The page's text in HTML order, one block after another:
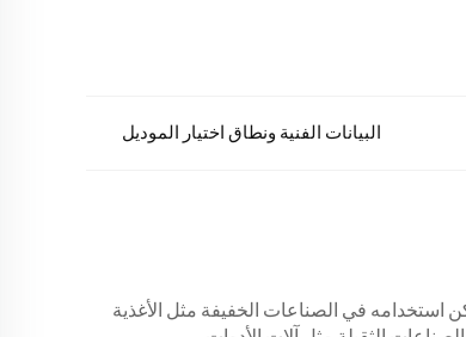
البيانات الفنية ونطاق اختيار الموديل
استخدامه في الصناعات الخفيفة مثل الأغذية